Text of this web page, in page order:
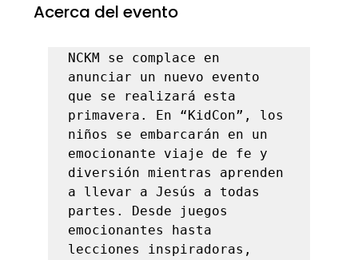
Acerca del evento
NCKM se complace en
anunciar un nuevo evento
que se realizará esta
primavera. En “KidCon”, los
niños se embarcarán en un
emocionante viaje de fe y
diversión mientras aprenden
a llevar a Jesús a todas
partes. Desde juegos
emocionantes hasta
lecciones inspiradoras,